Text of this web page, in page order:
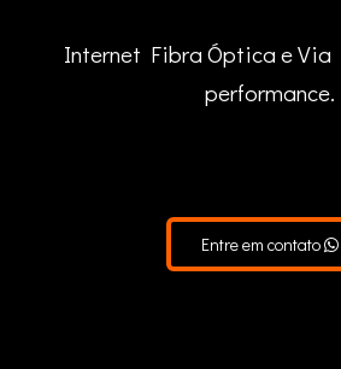
Internet Fibra Óptica e
performance.
Entre em contato